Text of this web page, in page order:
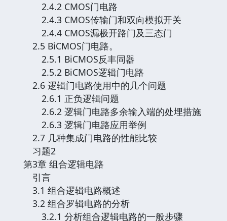
2.4.2 CMOS门电路
2.4.3 CMOS传输门和双向模拟开关
2.4.4 CMOS漏极开路门及三态门
2.5 BiCMOS门电路。
2.5.1 BiCMOS反丰同器
2.5.2 BiCMOS逻辑门电路
2.6 逻辑门电路使用中的几个问题
2.6.1 正负逻辑问题
2.6.2 逻辑门电路多余输入端的处埋措施
2.6.3 逻辑门电路应用举例
2.7 几种集成门电路的性能比较
习题2
第3章 组合逻辑电路
引言
3.1 组合逻辑电路概述
3.2 组合罗辑电路的分析
3.2.1 分析组合逻辑电路的一般步骤